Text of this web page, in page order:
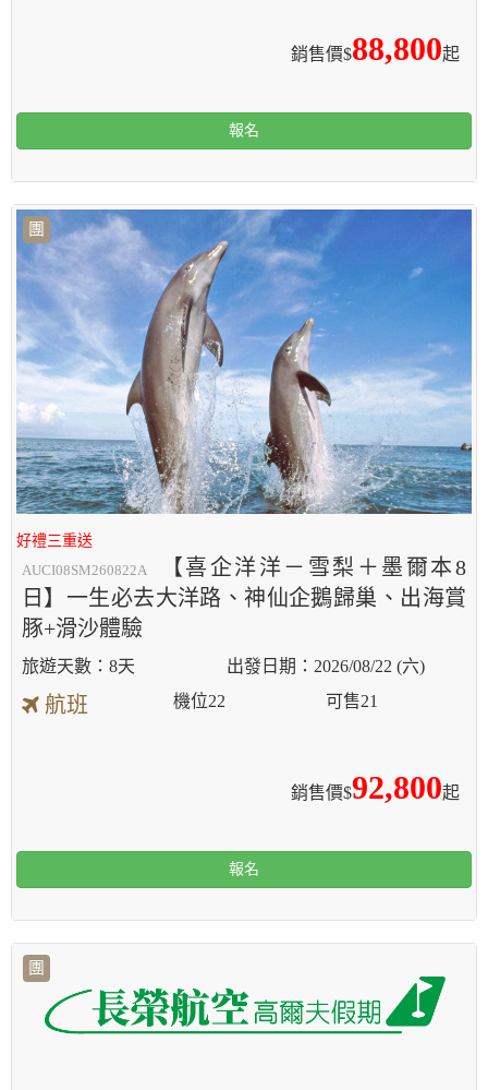
銷售價$88,800起
報名
團
好禮三重送
AUCI08SM260822A
【喜企洋洋－雪梨＋墨爾本8
日】一生必去大洋路、神仙企鵝歸巢、出海賞
豚+滑沙體驗
8天 2026/08/22 (六)
航班
銷售價$92,800起
機位22 可售21
報名
團